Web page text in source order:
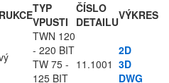
TYP
VPUSTI
ČÍSLO
DETAILUVÝKRES
TWN 120
- 220 BIT
TW 75 -
125 BIT
11.1001
2D
3D
DWG